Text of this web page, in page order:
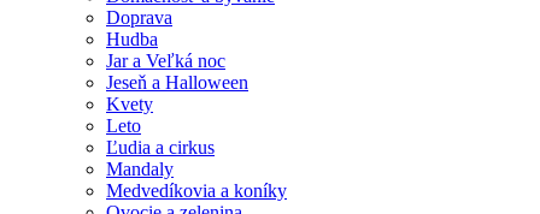
Doprava
Hudba
Jar a Veľká noc
Jeseň a Halloween
Kvety
Leto
Ľudia a cirkus
Mandaly
Medvedíkovia a koníky